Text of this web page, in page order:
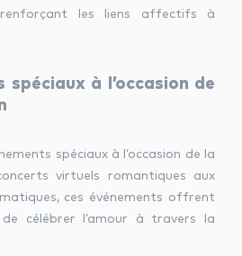
renforçant les liens affectifs à
spéciaux à l’occasion de
spéciaux à l’occasion de la
virtuels romantiques aux
ces événements offrent
célébrer l’amour à travers la